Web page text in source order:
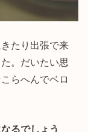
たり出張で来
。だいたい思
らへんでベロ
るでしょう